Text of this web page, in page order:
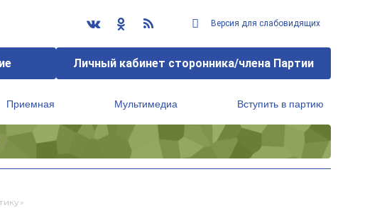
Версия для слабовидящих
Личный кабинет сторонника/члена Партии
Приемная Мультимедиа Вступить в партию